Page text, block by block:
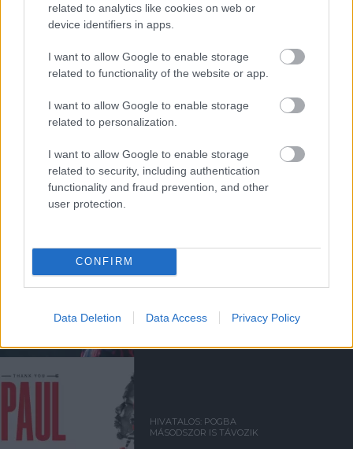
related to analytics like cookies on web or
device identifiers in apps.
I want to allow Google to enable storage
related to functionality of the website or app.
I want to allow Google to enable storage
related to personalization.
I want to allow Google to enable storage
related to security, including authentication
functionality and fraud prevention, and other
user protection.
CONFIRM
Data Deletion Data Access Privacy Policy
Támogasd adományoddal
a ManUtdFanatics.hu működését!
Kapcsolódó hírek
PAUL POGBA
POGBA: MEG AKAROM
MUTATNI A UNITEDNEK,
HIVATALOS: POGBA
MÁSODSZOR IS TÁVOZIK